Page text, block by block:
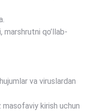
qo’llab-
va viruslardan
kirish uchun